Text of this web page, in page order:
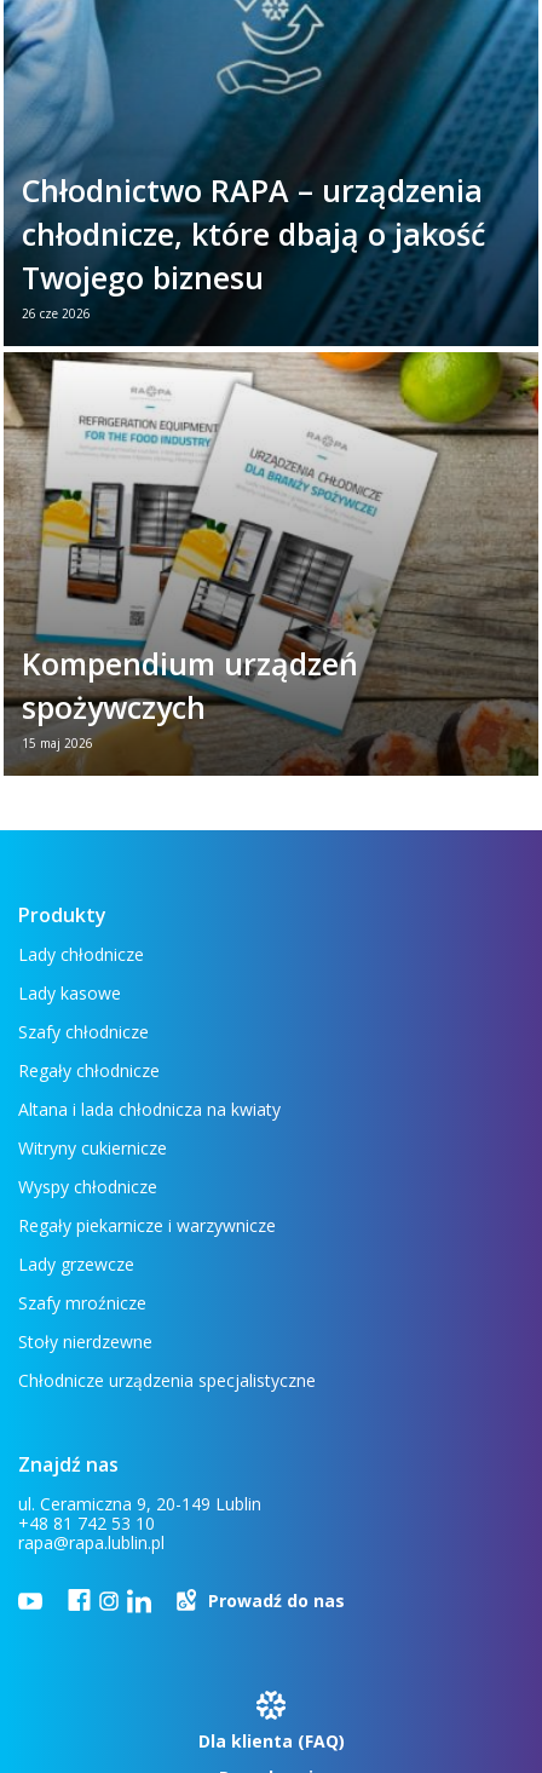
Czytaj więcej →
Chłodnictwo RAPA – urządzenia
chłodnicze, które dbają o jakość
Twojego biznesu
26 cze 2026
26 czerwca obchodzimy Światowy Dzień
Chłodnictwa. To dobry moment, aby
przypomnieć, jak ważną rolę odgrywają
urządzenia chłodnicze w ...
Czytaj więcej →
Kompendium urządzeń
spożywczych
15 maj 2026
Nowa broszura - Urządzenia dla branży
Produkty
Lady chłodnicze
Lady kasowe
Szafy chłodnicze
Regały chłodnicze
Altana i lada chłodnicza na kwiaty
Witryny cukiernicze
Wyspy chłodnicze
Regały piekarnicze i warzywnicze
Lady grzewcze
Szafy mroźnicze
Stoły nierdzewne
Chłodnicze urządzenia specjalistyczne
Znajdź nas
ul. Ceramiczna 9, 20-149 Lublin
+48 81 742 53 10
rapa@rapa.lublin.pl
Prowadź do nas
Dla klienta (FAQ)